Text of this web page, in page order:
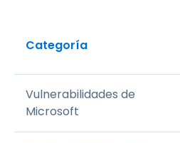
Categoría
Vulnerabilidades de
Microsoft